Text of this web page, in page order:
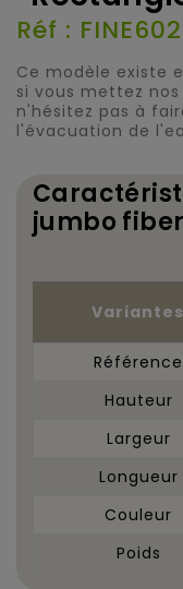
Réf :
Ce modèle existe
si vous mettez
n'hésitez pas à
l'évacuation de
jumbo
Variantes
Référence
Hauteur
Largeur
Longueur
Couleur
Poids